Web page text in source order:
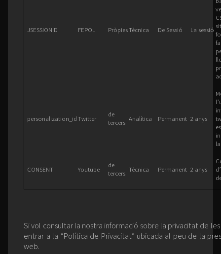
JSESSIONID FEPOL PròpiesTècnica De Sessió La sessió
personalization_idTwitter
de
tercers Analítica Permanent 2 anys
CONSENT Youtube
de
tercers Técnica Permanent 2 anys
Si vol consultar la nostra informació sobre la privacitat de
entrar a la “Política de Privacitat” ubicada al peu de la
web.